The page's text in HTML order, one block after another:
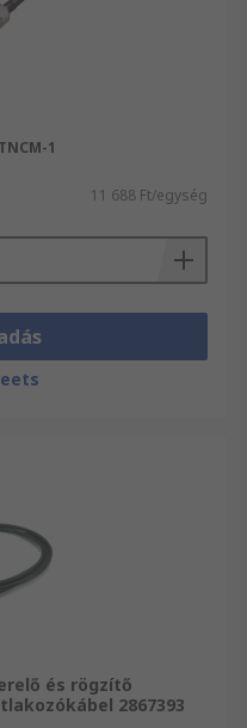
1
11 688 Ft/egység
és rögzítő
2867393